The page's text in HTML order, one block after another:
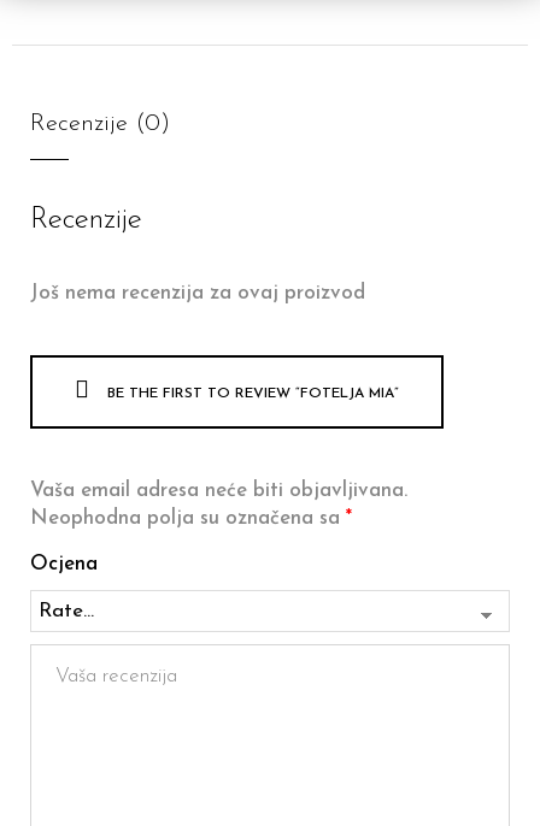
Recenzije (0)
Recenzije
Još nema recenzija za ovaj proizvod
BE THE FIRST TO REVIEW “FOTELJA MIA”
Vaša email adresa neće biti objavljivana.
Neophodna polja su označena sa *
Ocjena